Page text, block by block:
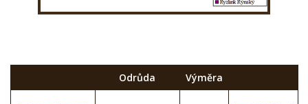
Odrůda Výměra